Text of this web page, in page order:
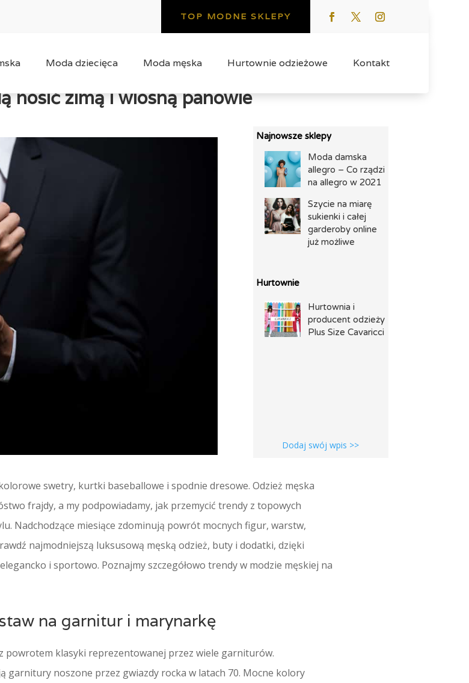
TOP MODNE SKLEPY
Moda dziecięca Moda męska Hurtownie odzieżowe Kontakt
nosić zimą i wiosną panowie
Najnowsze sklepy
Moda damska
allegro – Co rządzi
na allegro w 2021
Szycie na miarę
sukienki i całej
garderoby online
już możliwe
Hurtownie
Hurtownia i
producent odzieży
Plus Size Cavaricci
Dodaj swój wpis >>
swetry, kurtki baseballowe i spodnie dresowe. Odzież męska
frajdy, a my podpowiadamy, jak przemycić trendy z topowych
Nadchodzące miesiące zdominują powrót mocnych figur, warstw,
najmodniejszą luksusową męską odzież, buty i dodatki, dzięki
i sportowo. Poznajmy szczegółowo trendy w modzie męskiej na
na garnitur i marynarkę
powrotem klasyki reprezentowanej przez wiele garniturów.
garnitury noszone przez gwiazdy rocka w latach 70. Mocne kolory